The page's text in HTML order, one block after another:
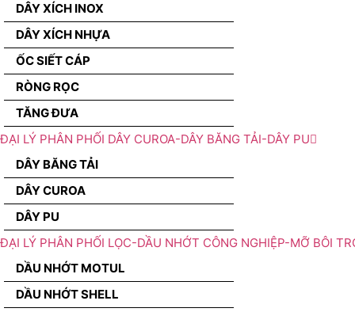
DÂY XÍCH INOX
DÂY XÍCH NHỰA
ỐC SIẾT CÁP
RÒNG RỌC
TĂNG ĐƯA
ĐẠI LÝ PHÂN PHỐI DÂY CUROA-DÂY BĂNG TẢI-DÂY PU
DÂY BĂNG TẢI
DÂY CUROA
DÂY PU
ĐẠI LÝ PHÂN PHỐI LỌC-DẦU NHỚT CÔNG NGHIỆP-MỠ BÔI
DẦU NHỚT MOTUL
DẦU NHỚT SHELL